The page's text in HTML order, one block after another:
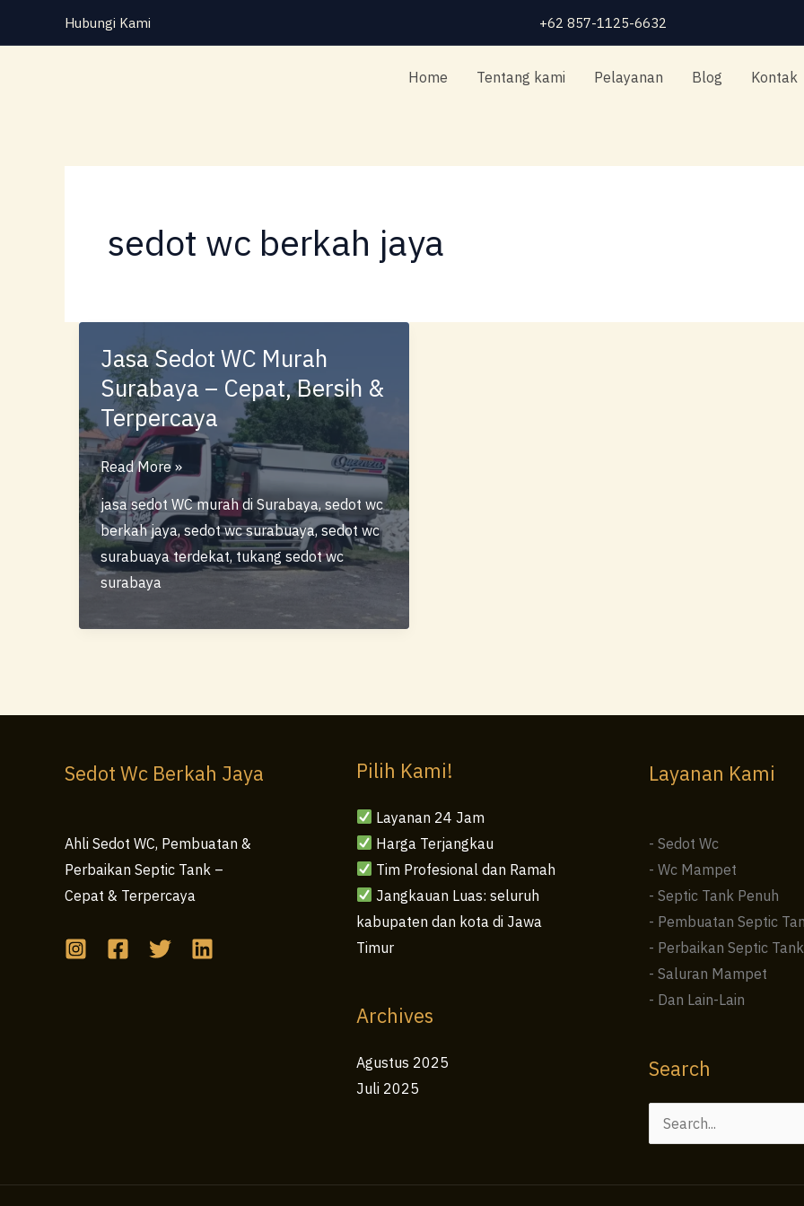
Hubungi Kami +62 857-1125-6632
Home Tentang kami Pelayanan Blog Kontak
sedot wc berkah jaya
Jasa Sedot WC Murah
Surabaya – Cepat, Bersih &
Terpercaya
Jasa
Sedot
WC
Murah
Surabaya
Read More »
jasa sedot WC murah di Surabaya, sedot wc
berkah jaya,sedot wc surabuaya,sedot wc
surabuaya terdekat,tukang sedot wc
surabaya
Sedot Wc Berkah Jaya
Ahli Sedot WC, Pembuatan &
Perbaikan Septic Tank –
Cepat & Terpercaya
Pilih Kami!
Layanan 24 Jam
Harga Terjangkau
Tim Profesional dan Ramah
Jangkauan Luas: seluruh
kabupaten dan kota di Jawa
Timur
Archives
Agustus 2025
Juli 2025
Layanan Kami
- Sedot Wc
- Wc Mampet
- Septic Tank Penuh
- Pembuatan Septic
- Perbaikan Septic Tank
- Saluran Mampet
- Dan Lain-Lain
Search
Cari